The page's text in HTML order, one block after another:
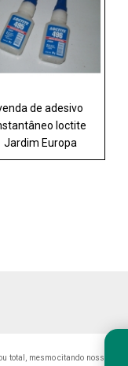
de adesivo
loctite
Jardim Europa
total, mesmo citando nossos